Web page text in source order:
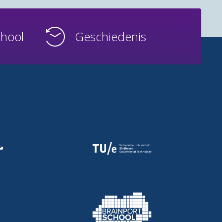
Geschiedenis